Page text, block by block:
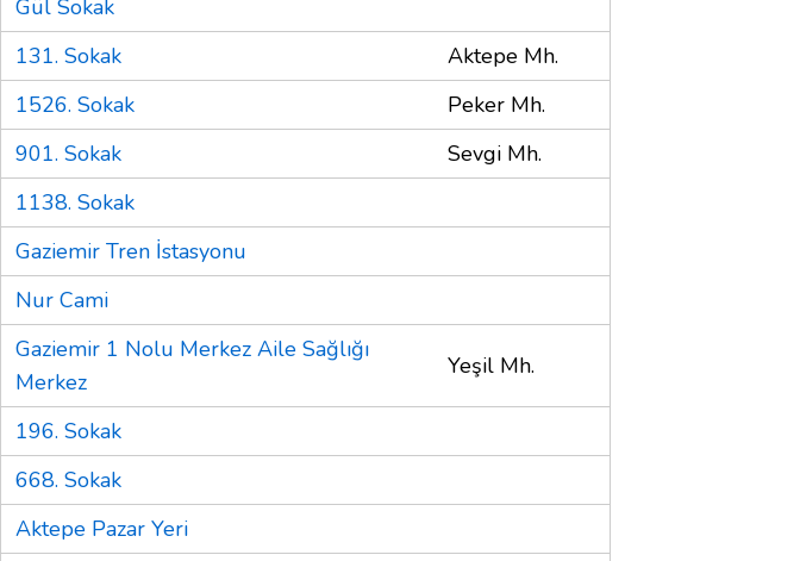
Gül Sokak
131. Sokak
Aktepe Mh.
1526. Sokak
Peker Mh.
901. Sokak
Sevgi Mh.
1138. Sokak
Gaziemir Tren İstasyonu
Nur Cami
Gaziemir 1 Nolu Merkez Aile Sağlığı
Merkez
Yeşil Mh.
196. Sokak
668. Sokak
Aktepe Pazar Yeri